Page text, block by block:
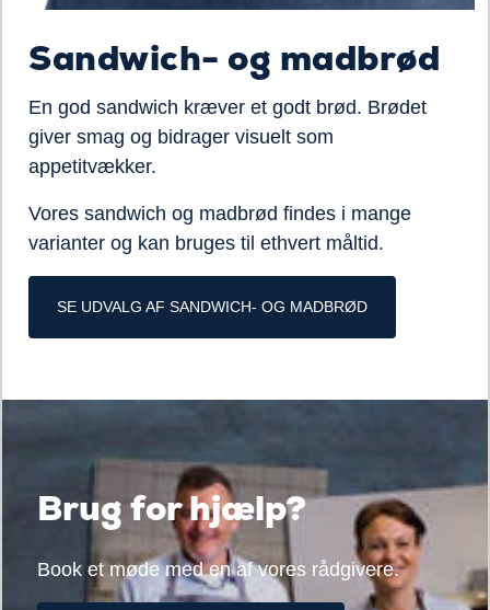
Sandwich- og madbrød
En god sandwich kræver et godt brød. Brødet
giver smag og bidrager visuelt som
appetitvækker.
Vores sandwich og madbrød findes i mange
varianter og kan bruges til ethvert måltid.
SE UDVALG AF SANDWICH- OG MADBRØD
Brug for hjælp?
Book et møde med en af vores rådgivere.